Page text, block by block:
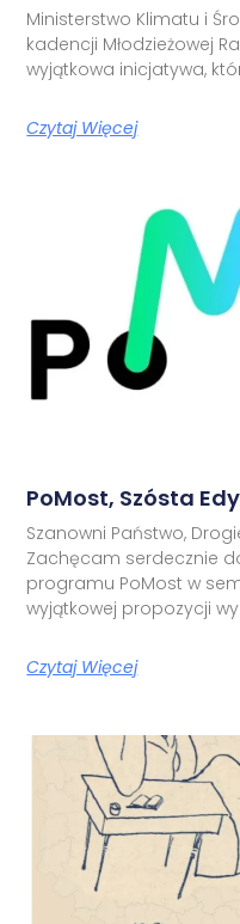
Ministerstwo Klimatu i
kadencji Młodzieżowej
wyjątkowa inicjatywa,
Czytaj Więcej
PoMost, Szósta
Szanowni Państwo,
Zachęcam serdecznie
programu PoMost w
wyjątkowej propozycji
Czytaj Więcej